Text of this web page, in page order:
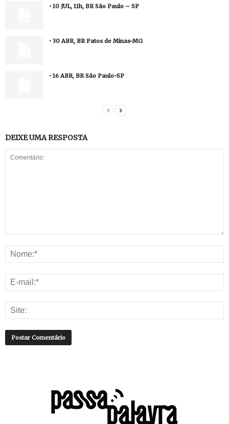
• 10 JUL, 11h, BR São Paulo – SP
• 30 ABR, BR Patos de Minas-MG
• 16 ABR, BR São Paulo-SP
DEIXE UMA RESPOSTA